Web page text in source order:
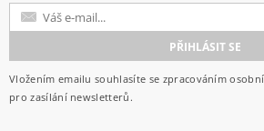
Vložením emailu souhlasíte se zpracováním
pro zasílání newsletterů.